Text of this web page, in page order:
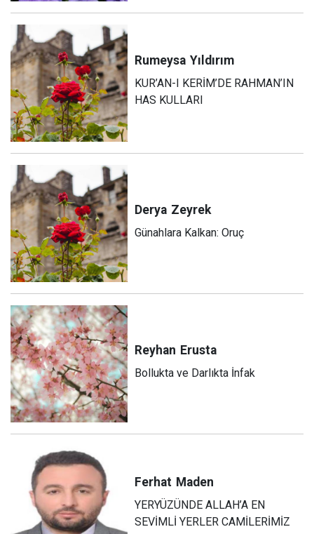
Rumeysa Yıldırım
KUR’AN-I KERİM’DE RAHMAN’IN
HAS KULLARI
Derya Zeyrek
Günahlara Kalkan: Oruç
Reyhan Erusta
Bollukta ve Darlıkta İnfak
Ferhat Maden
YERYÜZÜNDE ALLAH’A EN
SEVİMLİ YERLER CAMİLERİMİZ